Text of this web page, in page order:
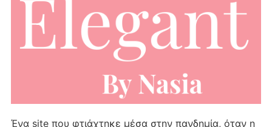
Ένα site που φτιάχτηκε μέσα στην πανδημία, όταν η